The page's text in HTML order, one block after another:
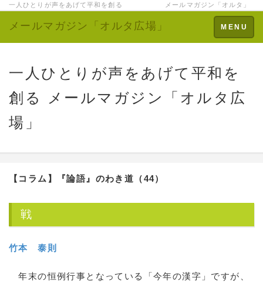
一人ひとりが声をあげて平和を創る メールマガジン「オルタ」
Toggle
navigation
MENU
メールマガジン「オルタ広場」
一人ひとりが声をあげて平和を
創る メールマガジン「オルタ広
場」
【コラム】 『論語』のわき道（44）
戦
竹本 泰則
年末の恒例行事となっている「今年の漢字」ですが、